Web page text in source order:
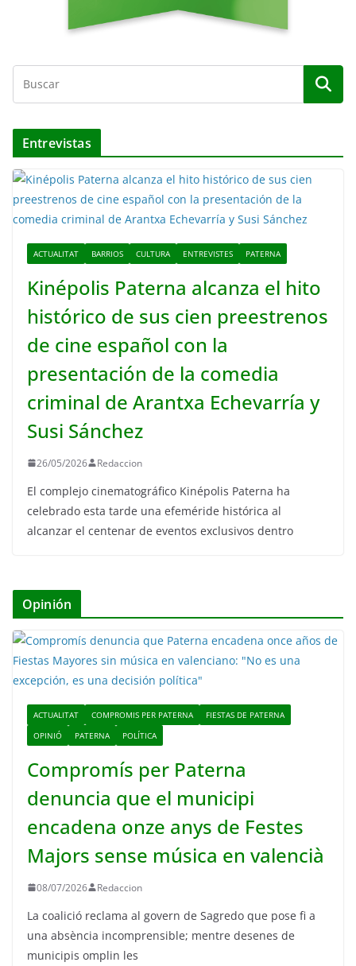
Entrevistas
ACTUALITAT BARRIOS CULTURA ENTREVISTES PATERNA
Kinépolis Paterna alcanza el hito
histórico de sus cien preestrenos
de cine español con la
presentación de la comedia
criminal de Arantxa Echevarría y
Susi Sánchez
26/05/2026 Redaccion
El complejo cinematográfico Kinépolis Paterna ha
celebrado esta tarde una efeméride histórica al
alcanzar el centenar de eventos exclusivos dentro
Opinión
ACTUALITAT COMPROMIS PER PATERNA
FIESTAS DE PATERNA
OPINIÓ
PATERNA POLÍTICA
Compromís per Paterna
denuncia que el municipi
encadena onze anys de Festes
Majors sense música en valencià
08/07/2026 Redaccion
La coalició reclama al govern de Sagredo que pose fi a
una absència incomprensible; mentre desenes de
municipis omplin les